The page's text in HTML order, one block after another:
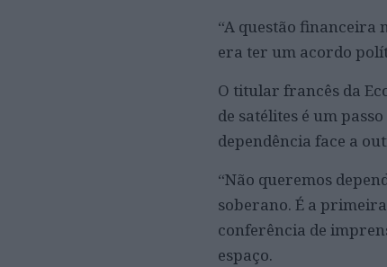
“A questão financeira
era ter um acordo
O titular francês da
de satélites é um
dependência face a
“Não queremos
soberano. É a
conferência de
espaço.